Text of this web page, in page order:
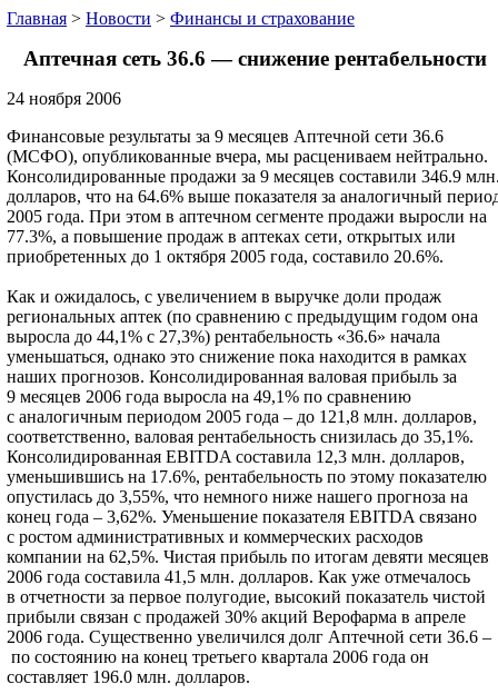
Главная > Новости > Финансы и страхование
Аптечная сеть 36.6 — снижение рентабельности
24 ноября 2006
Финансовые результаты за 9 месяцев Аптечной сети 36.6
(МСФО), опубликованные вчера, мы расцениваем нейтрально.
Консолидированные продажи за 9 месяцев составили 346.9
долларов, что на 64.6% выше показателя за аналогичный
2005 года. При этом в аптечном сегменте продажи выросли на
77.3%, а повышение продаж в аптеках сети, открытых или
приобретенных до 1 октября 2005 года, составило 20.6%.
Как и ожидалось, с увеличением в выручке доли продаж
региональных аптек (по сравнению с предыдущим годом она
выросла до 44,1% с 27,3%) рентабельность «36.6» начала
уменьшаться, однако это снижение пока находится в рамках
наших прогнозов. Консолидированная валовая прибыль за
9 месяцев 2006 года выросла на 49,1% по сравнению
с аналогичным периодом 2005 года – до 121,8 млн. долларов,
соответственно, валовая рентабельность снизилась до 35,1%.
Консолидированная EBITDA составила 12,3 млн. долларов,
уменьшившись на 17.6%, рентабельность по этому показателю
опустилась до 3,55%, что немного ниже нашего прогноза на
конец года – 3,62%. Уменьшение показателя EBITDA связано
с ростом административных и коммерческих расходов
компании на 62,5%. Чистая прибыль по итогам девяти месяцев
2006 года составила 41,5 млн. долларов. Как уже отмечалось
в отчетности за первое полугодие, высокий показатель чистой
прибыли связан с продажей 30% акций Верофарма в апреле
2006 года. Существенно увеличился долг Аптечной сети 36.6 –
по состоянию на конец третьего квартала 2006 года он
составляет 196.0 млн. долларов.